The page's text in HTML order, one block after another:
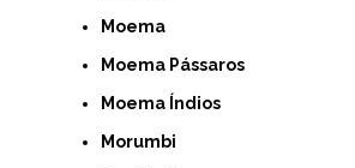
Moema
Moema Pássaros
Moema Índios
Morumbi